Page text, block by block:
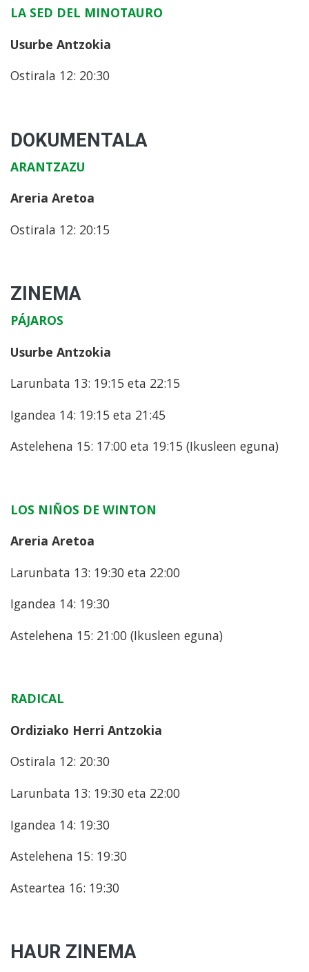
LA SED DEL MINOTAURO
Usurbe Antzokia
Ostirala 12: 20:30
DOKUMENTALA
ARANTZAZU
Areria Aretoa
Ostirala 12: 20:15
ZINEMA
PÁJAROS
Usurbe Antzokia
Larunbata 13: 19:15 eta 22:15
Igandea 14: 19:15 eta 21:45
Astelehena 15: 17:00 eta 19:15 (Ikusleen eguna)
LOS NIÑOS DE WINTON
Areria Aretoa
Larunbata 13: 19:30 eta 22:00
Igandea 14: 19:30
Astelehena 15: 21:00 (Ikusleen eguna)
RADICAL
Ordiziako Herri Antzokia
Ostirala 12: 20:30
Larunbata 13: 19:30 eta 22:00
Igandea 14: 19:30
Astelehena 15: 19:30
Asteartea 16: 19:30
HAUR ZINEMA